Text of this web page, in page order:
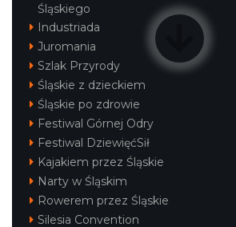
Śląskiego
Industriada
Juromania
Szlak Przyrody
Śląskie z dzieckiem
Śląskie po zdrowie
Festiwal Górnej Odry
Festiwal DziewięćSił
Kajakiem przez Śląskie
Narty w Śląskim
Rowerem przez Śląskie
Silesia Convention